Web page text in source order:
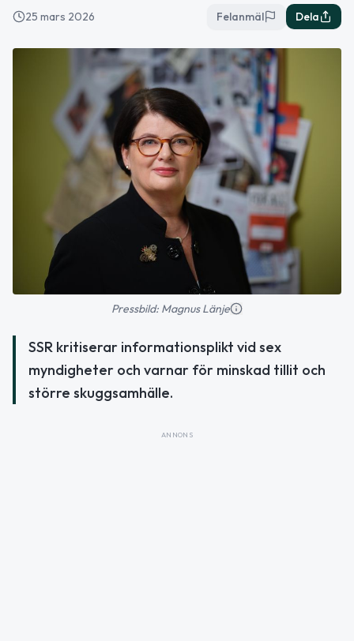
25 mars 2026 Felanmäl Dela
Pressbild: Magnus Länje
SSR kritiserar informationsplikt vid sex
myndigheter och varnar för minskad tillit och
större skuggsamhälle.
ANNONS